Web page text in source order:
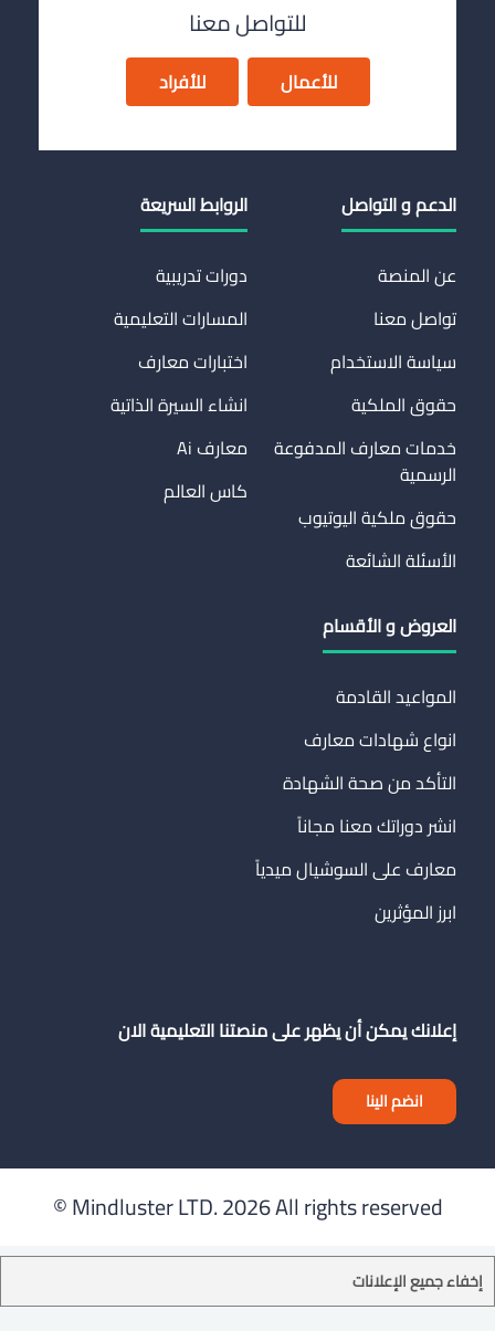
للتواصل معنا
للأعمال للأفراد
الدعم و التواصل
عن المنصة
تواصل معنا
سياسة الاستخدام
حقوق الملكية
خدمات معارف المدفوعة
الرسمية
حقوق ملكية اليوتيوب
الأسئلة الشائعة
الروابط السريعة
دورات تدريبية
المسارات التعليمية
اختبارات معارف
انشاء السيرة الذاتية
معارف Ai
كاس العالم
العروض و الأقسام
المواعيد القادمة
انواع شهادات معارف
التأكد من صحة الشهادة
انشر دوراتك معنا مجاناً
معارف على السوشيال ميدياً
ابرز المؤثرين
إعلانك يمكن أن يظهر على منصتنا التعليمية الان
انضم الينا
Mindluster LTD.2026 All rights reserved ©
إخفاء جميع الإعلانات